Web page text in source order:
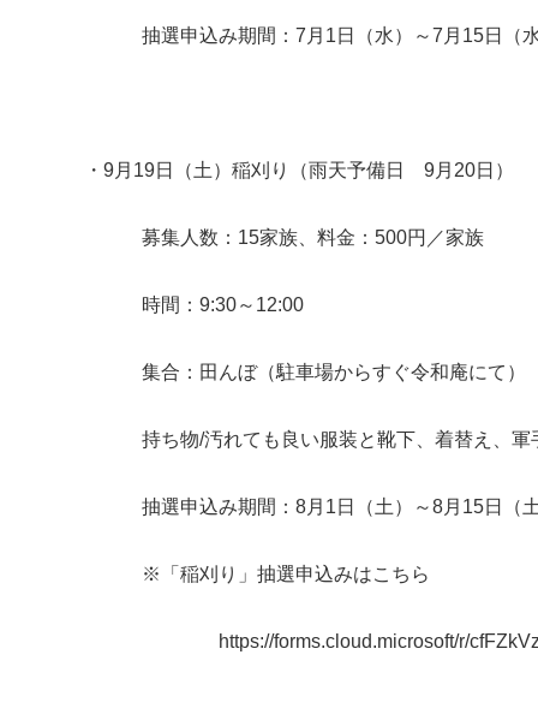
抽選申込み期間：7月1日（水）～7月15日（
・9月19日（土）稲刈り（雨天予備日 9月20日）
募集人数：15家族、料金：500円／家族
時間：9:30～12:00
集合：田んぼ（駐車場からすぐ令和庵にて）
持ち物/汚れても良い服装と靴下、着替え、軍
抽選申込み期間：8月1日（土）～8月15日（
※「稲刈り」抽選申込みはこちら
https://forms.cloud.microsoft/r/